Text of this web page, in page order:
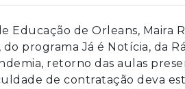
Educação de Orleans, Maira
do programa Já é Notícia, da
retorno das aulas
de contratação deva